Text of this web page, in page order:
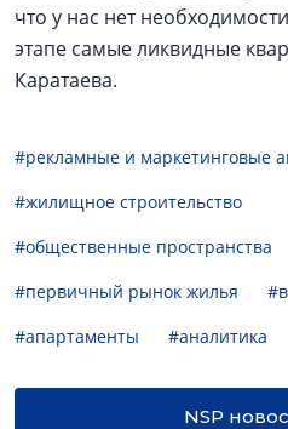
что у нас нет
этапе самые ликвидные
Каратаева.
#рекламные и маркетинговые
#жилищное строительство
#общественные пространства
#первичный рынок жилья
#апартаменты
#аналитика
NSP